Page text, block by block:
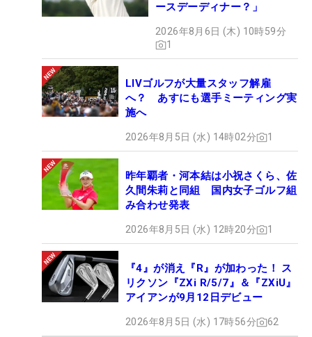
ースデーディナー？」
2026年8月6日 (木) 10時59分
1
LIVゴルフが大量スタッフ解雇
へ？ あすにも選手ミーティング実
施へ
2026年8月5日 (水) 14時02分 1
昨年覇者・河本結は小祝さくら、佐
久間朱莉と同組 国内女子ゴルフ組
み合わせ発表
2026年8月5日 (水) 12時20分 1
『4』が消え『R』が加わった！ ス
リクソン『ZXi R/5/7』＆『ZXiU』
アイアンが9月12日デビュー
2026年8月5日 (水) 17時56分 62